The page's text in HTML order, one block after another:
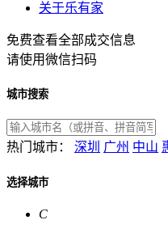
关于乐有家
免费查看全部成交信息
请使用微信扫码
城市搜索
热门城市： 深圳 广州 中山
选择城市
C